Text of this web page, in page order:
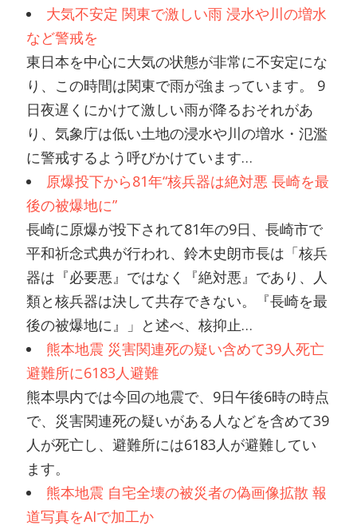
大気不安定 関東で激しい雨 浸水や川の増水
など警戒を
東日本を中心に大気の状態が非常に不安定にな
り、この時間は関東で雨が強まっています。 9
日夜遅くにかけて激しい雨が降るおそれがあ
り、気象庁は低い土地の浸水や川の増水・氾濫
に警戒するよう呼びかけています…
原爆投下から81年“核兵器は絶対悪 長崎を最
後の被爆地に”
長崎に原爆が投下されて81年の9日、長崎市で
平和祈念式典が行われ、鈴木史朗市長は「核兵
器は『必要悪』ではなく『絶対悪』であり、人
類と核兵器は決して共存できない。『長崎を最
後の被爆地に』」と述べ、核抑止…
熊本地震 災害関連死の疑い含めて39人死亡
避難所に6183人避難
熊本県内では今回の地震で、9日午後6時の時点
で、災害関連死の疑いがある人などを含めて39
人が死亡し、避難所には6183人が避難してい
ます。
熊本地震 自宅全壊の被災者の偽画像拡散 報
道写真をAIで加工か